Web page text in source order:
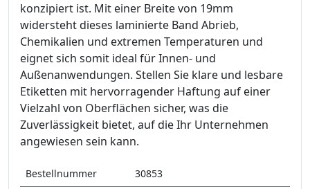
konzipiert ist. Mit einer Breite von 19mm
widersteht dieses laminierte Band Abrieb,
Chemikalien und extremen Temperaturen und
eignet sich somit ideal für Innen- und
Außenanwendungen. Stellen Sie klare und lesbare
Etiketten mit hervorragender Haftung auf einer
Vielzahl von Oberflächen sicher, was die
Zuverlässigkeit bietet, auf die Ihr Unternehmen
angewiesen sein kann.
Bestellnummer
30853